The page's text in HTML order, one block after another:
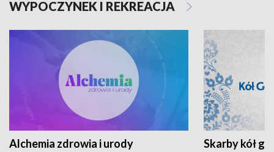
WYPOCZYNEK I REKREACJA
Alchemia zdrowia i urody Skarby kół